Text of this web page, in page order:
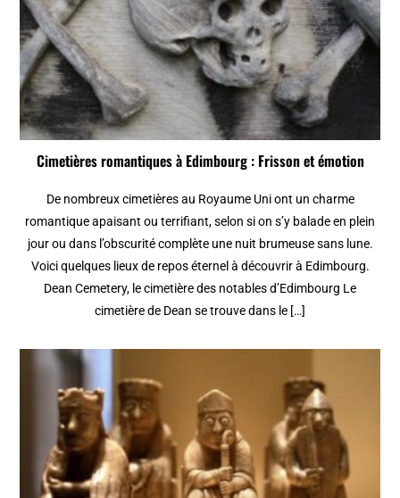
Cimetières romantiques à Edimbourg : Frisson et émotion
De nombreux cimetières au Royaume Uni ont un charme
romantique apaisant ou terrifiant, selon si on s’y balade en plein
jour ou dans l’obscurité complète une nuit brumeuse sans lune.
Voici quelques lieux de repos éternel à découvrir à Edimbourg.
Dean Cemetery, le cimetière des notables d’Edimbourg Le
cimetière de Dean se trouve dans le […]